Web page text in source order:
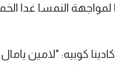
غدا الخميس في دور
كادينا كوبيه: "لامين